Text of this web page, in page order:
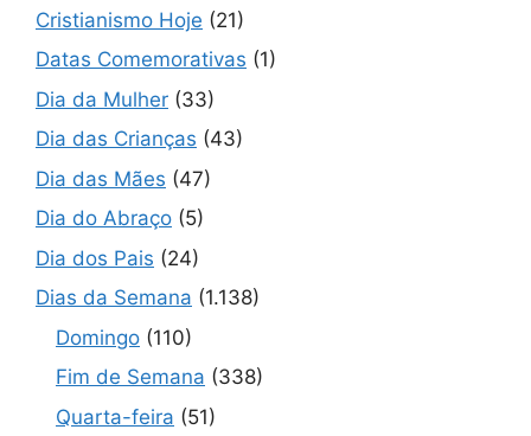
Cristianismo Hoje (21)
Datas Comemorativas (1)
Dia da Mulher (33)
Dia das Crianças (43)
Dia das Mães (47)
Dia do Abraço (5)
Dia dos Pais (24)
Dias da Semana (1.138)
Domingo (110)
Fim de Semana (338)
Quarta-feira (51)